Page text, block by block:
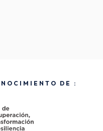
DE :